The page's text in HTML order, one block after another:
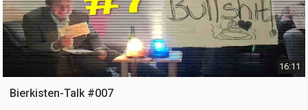
16:11
Bierkisten-Talk #007